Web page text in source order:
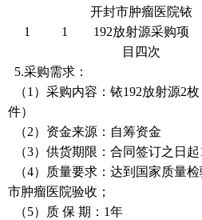
1 1
开封市肿瘤医院铱
192放射源采购项
目四次
5.采购需求：
（1）采购内容：铱192放射源2
件）
（2）资金来源：自筹资金
（3）供货期限：合同签订之日起
（4）质量要求：达到国家质量
市肿瘤医院验收；
（5）质 保 期：1年